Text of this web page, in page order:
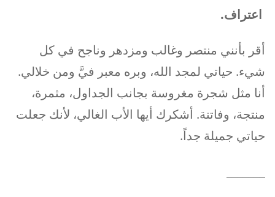
اعتراف.
أقر بأنني منتصر وغالب ومزدهر وناجح في كل
شيء. حياتي لمجد الله، وبره معبر فيَّ ومن خلالي.
أنا مثل شجرة مغروسة بجانب الجداول، مثمرة،
منتجة، وفاتنة. أشكرك أيها الأب الغالي، لأنك جعلت
حياتي جميلة جداً.